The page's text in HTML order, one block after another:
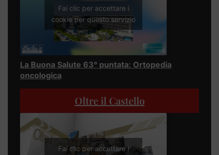
Fai clic per accettare i
cookie per questo servizio
La Buona Salute 63° puntata: Ortopedia
oncologica
Oltre il Castello
Fai clic per accettare i